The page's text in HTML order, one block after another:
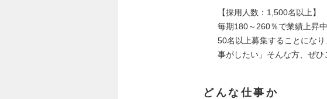
【採用人数：1,500名以上】
毎期180～260％で業績上昇
50名以上募集することにな
事がしたい」そんな方、ぜひ
どんな仕事か